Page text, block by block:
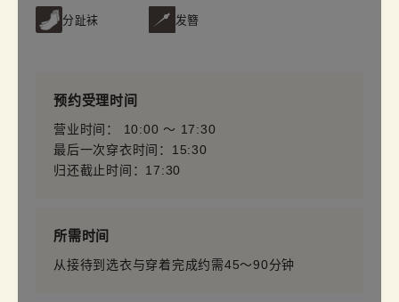
分趾袜 发簪
预约受理时间
营业时间： 10:00 〜 17:30
最后一次穿衣时间：15:30
归还截止时间：17:30
所需时间
从接待到选衣与穿着完成约需45～90分钟